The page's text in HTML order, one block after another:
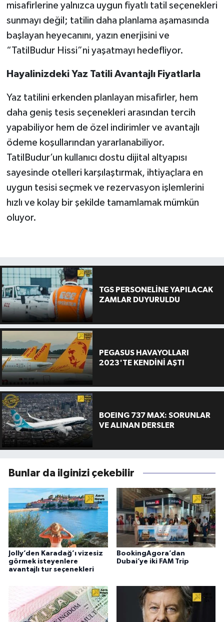
misafirlerine yalnızca uygun fiyatlı tatil seçenekleri
sunmayı değil; tatilin daha planlama aşamasında
başlayan heyecanını, yazın enerjisini ve
“TatilBudur Hissi”ni yaşatmayı hedefliyor.
Hayalinizdeki Yaz Tatili Avantajlı Fiyatlarla
Yaz tatilini erkenden planlayan misafirler, hem
daha geniş tesis seçenekleri arasından tercih
yapabiliyor hem de özel indirimler ve avantajlı
ödeme koşullarından yararlanabiliyor.
TatilBudur’un kullanıcı dostu dijital altyapısı
sayesinde otelleri karşılaştırmak, ihtiyaçlara en
uygun tesisi seçmek ve rezervasyon işlemlerini
hızlı ve kolay bir şekilde tamamlamak mümkün
oluyor.
TGS PERSONELİNE YAPILACAK
ZAMLAR DUYURULDU
PEGASUS HAVAYOLLARI
2023'TE KENDİNİ AŞTI
BOEING 737 MAX: SORUNLAR
VE ALINAN DERSLER
Bunlar da ilginizi çekebilir
Jolly’den Karadağ’ı vizesiz
görmek isteyenlere
avantajlı tur seçenekleri
BookingAgora’dan
Dubai’ye iki FAM Trip